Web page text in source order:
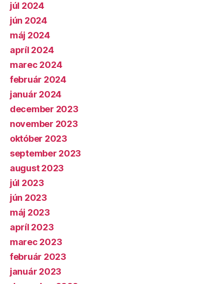
júl 2024
jún 2024
máj 2024
apríl 2024
marec 2024
február 2024
január 2024
december 2023
november 2023
október 2023
september 2023
august 2023
júl 2023
jún 2023
máj 2023
apríl 2023
marec 2023
február 2023
január 2023